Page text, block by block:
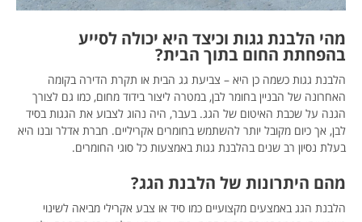
מהי הלבנת גגות וכיצד היא יכולה לסייע
בהפחתת החום בתוך הבית?
הלבנת גגות כשמה כן היא – צביעת גג הבית או תקרת הדירה בקומה
האחרונה של הבניין בחומר לבן, במטרה ליצור בידוד מחום, כמו גם לצורך
הגנה על שכבת האיטום של הגג. בעבר, היה נהוג לצבוע את הגגות בסיד
לבן, אך כיום מקובל יותר להשתמש בחומרים אקריליים. חברת אדלר ובנו היא
בעלת נסיון רב שנים בהלבנת גגות באמצעות כל סוגי החומרים.
מהם היתרונות של הלבנת הגג?
הלבנת הגג באמצעים מקצועיים כמו סיד או צבע אקרילי מביאה לשינוי